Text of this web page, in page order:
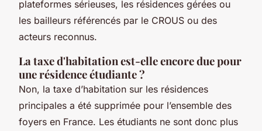
plateformes sérieuses, les résidences gérées ou
les bailleurs référencés par le CROUS ou des
acteurs reconnus.
La taxe d'habitation est-elle encore due pour
une résidence étudiante ?
Non, la taxe d’habitation sur les résidences
principales a été supprimée pour l’ensemble des
foyers en France. Les étudiants ne sont donc plus